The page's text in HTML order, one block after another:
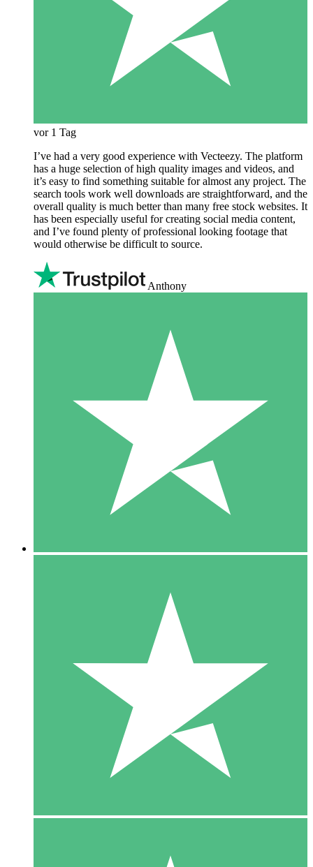
vor 1 Tag
I’ve had a very good experience with Vecteezy. The platform
has a huge selection of high quality images and videos, and
it’s easy to find something suitable for almost any project. The
search tools work well downloads are straightforward, and the
overall quality is much better than many free stock websites. It
has been especially useful for creating social media content,
and I’ve found plenty of professional looking footage that
would otherwise be difficult to source.
Anthony